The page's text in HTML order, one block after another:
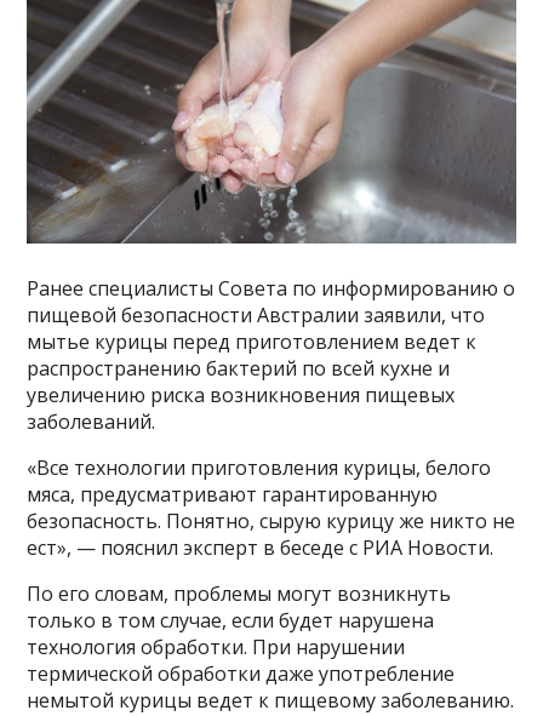
Ранее специалисты Совета по информированию о
пищевой безопасности Австралии заявили, что
мытье курицы перед приготовлением ведет к
распространению бактерий по всей кухне и
увеличению риска возникновения пищевых
заболеваний.
«Все технологии приготовления курицы, белого
мяса, предусматривают гарантированную
безопасность. Понятно, сырую курицу же никто не
ест», — пояснил эксперт в беседе с РИА Новости.
По его словам, проблемы могут возникнуть
только в том случае, если будет нарушена
технология обработки. При нарушении
термической обработки даже употребление
немытой курицы ведет к пищевому заболеванию.